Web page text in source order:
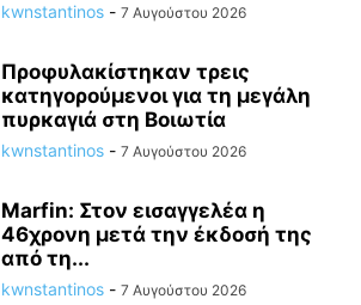
kwnstantinos - 7 Αυγούστου 2026
Προφυλακίστηκαν τρεις
κατηγορούμενοι για τη μεγάλη
πυρκαγιά στη Βοιωτία
kwnstantinos - 7 Αυγούστου 2026
Marfin: Στον εισαγγελέα η
46χρονη μετά την έκδοσή της
από τη...
kwnstantinos - 7 Αυγούστου 2026